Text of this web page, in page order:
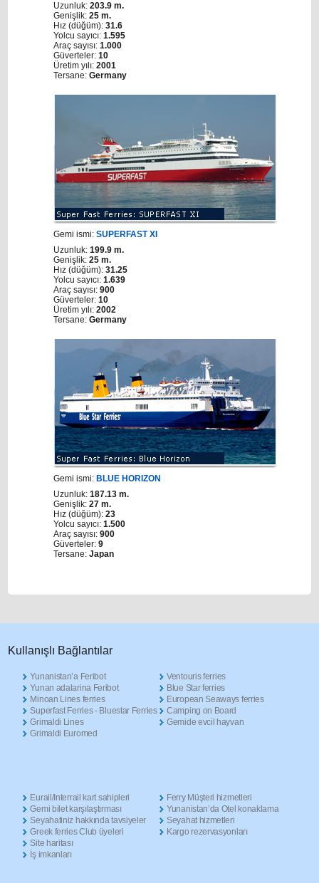
Uzunluk:203.9 m.
Genişlik:25 m.
Hız (düğüm):31.6
Yolcu sayıcı:1.595
Araç sayısı:1.000
Güverteler:10
Üretim yılı:2001
Tersane:Germany
Gemi ismi:SUPERFAST XI
Uzunluk:199.9 m.
Genişlik:25 m.
Hız (düğüm):31.25
Yolcu sayıcı:1.639
Araç sayısı:900
Güverteler:10
Üretim yılı:2002
Tersane:Germany
Gemi ismi: BLUE HORIZON
Uzunluk:187.13 m.
Genişlik:27 m.
Hız (düğüm):23
Yolcu sayıcı:1.500
Araç sayısı:900
Güverteler:9
Tersane:Japan
Κullanışlı Βağlantılar
Yunanistan’a Feribot
Yunan adalarina Feribot
Minoan Lines ferries
Superfast Ferries - Bluestar Ferries
Grimaldi Lines
Grimaldi Euromed
Ventouris ferries
Blue Star ferries
European Seaways ferries
Camping on Board
Gemide evcil hayvan
Eurail/Interrail kart sahipleri
Gemi bilet karşılaştırması
Seyahatiniz hakkında tavsiyeler
Greek ferries Club üyeleri
Site haritası
İş imkanları
Ferry Müşteri hizmetleri
Yunanistan’da Otel konaklama
Seyahat hizmetleri
Kargo rezervasyonları